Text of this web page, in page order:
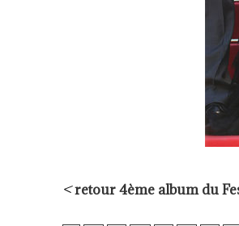
<retour 4ème album du